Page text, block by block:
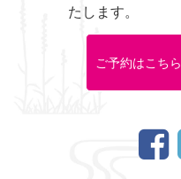
たします。
ご予約はこちら